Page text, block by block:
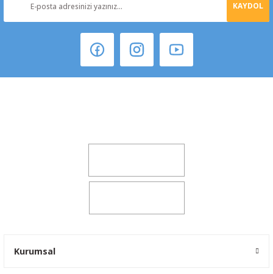
KAYDOL
Kurumsal